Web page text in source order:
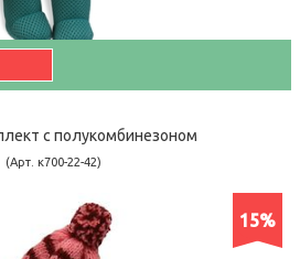
с полукомбинезоном
(Арт. к700-22-42)
15%